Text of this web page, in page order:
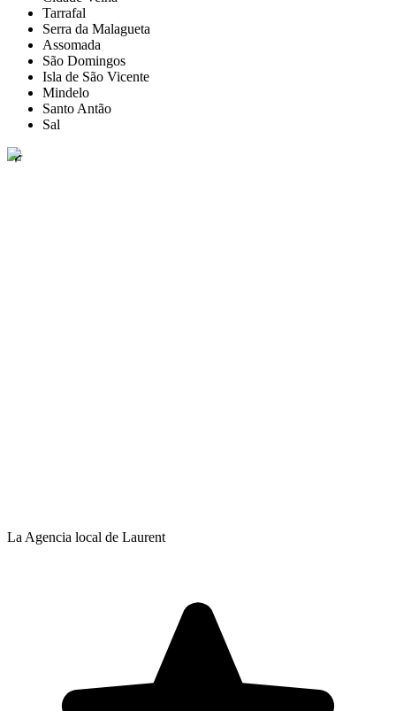
Tarrafal
Serra da Malagueta
Assomada
São Domingos
Isla de São Vicente
Mindelo
Santo Antão
Sal
La Agencia local de Laurent